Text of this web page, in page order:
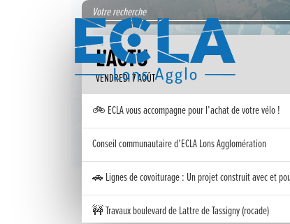
L'ACTU
VENDREDI 7 AOÛT
🚲 ECLA vous accompagne pour l’achat de votre vélo !
Conseil communautaire d’ECLA Lons Agglomération
🚗 Lignes de covoiturage : Un projet construit avec et
🚧 Travaux boulevard de Lattre de Tassigny (rocade)